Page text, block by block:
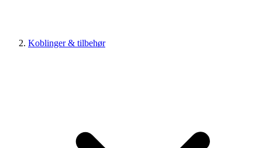
Koblinger & tilbehør